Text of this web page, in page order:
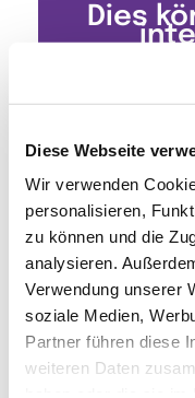
Diese Webseite
Wir verwenden
personalisieren,
zu können und die
analysieren.
Verwendung unserer
soziale Medien,
Partner führen diese
weiteren Daten
Dies